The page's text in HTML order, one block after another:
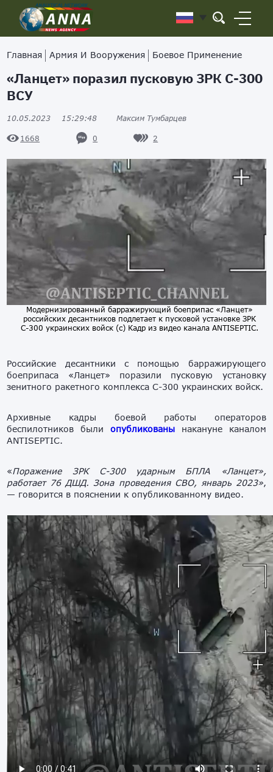
Главная Армия И Вооружения Боевое Применение
«Ланцет» поразил пусковую ЗРК С-300
ВСУ
10.05.2023 15:29:48 Максим Тумбарцев
1668 0 2
Модернизированный барражирующий боеприпас «Ланцет»
российских десантников подлетает к пусковой установке ЗРК
С-300 украинских войск (с) Кадр из видео канала ANTISEPTIC.
Российские десантники с помощью барражирующего
боеприпаса «Ланцет» поразили пусковую установку
зенитного ракетного комплекса С-300 украинских войск.
Архивные кадры боевой работы операторов
беспилотников были опубликованы накануне каналом
ANTISEPTIC.
«Поражение ЗРК С-300 ударным БПЛА «Ланцет»,
работает 76 ДШД. Зона проведения СВО, январь 2023»,
— говорится в пояснении к опубликованному видео.